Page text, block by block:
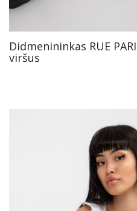
Didmenininkas RUE
viršus